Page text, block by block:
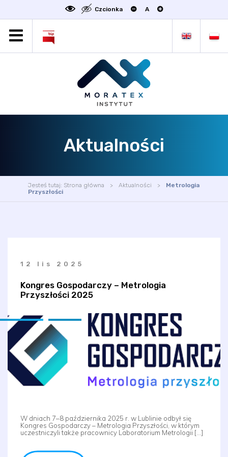
Czcionka A
OGŁOSZENIA
DEKLARACJA DOSTĘPNOŚCI
Aktualności
Jesteś tutaj: Strona główna Aktualności
Metrologia
Przyszłości
12 lis 2025
Kongres Gospodarczy – Metrologia
Przyszłości 2025
W dniach 7–8 października 2025 r. w Lublinie odbył się
Kongres Gospodarczy – Metrologia Przyszłości, w którym
uczestniczyli także pracownicy Laboratorium Metrologii […]